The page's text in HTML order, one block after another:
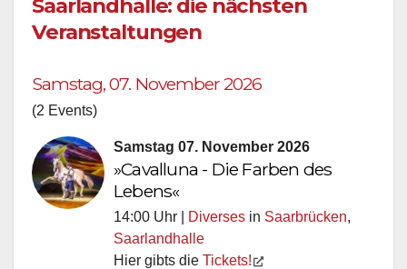
Saarlandhalle: die nächsten
Veranstaltungen
Samstag, 07. November 2026
(2 Events)
Samstag 07. November 2026
»Cavalluna - Die Farben des
Lebens«
14:00 Uhr | Diverses in Saarbrücken,
Saarlandhalle
Hier gibts die Tickets!